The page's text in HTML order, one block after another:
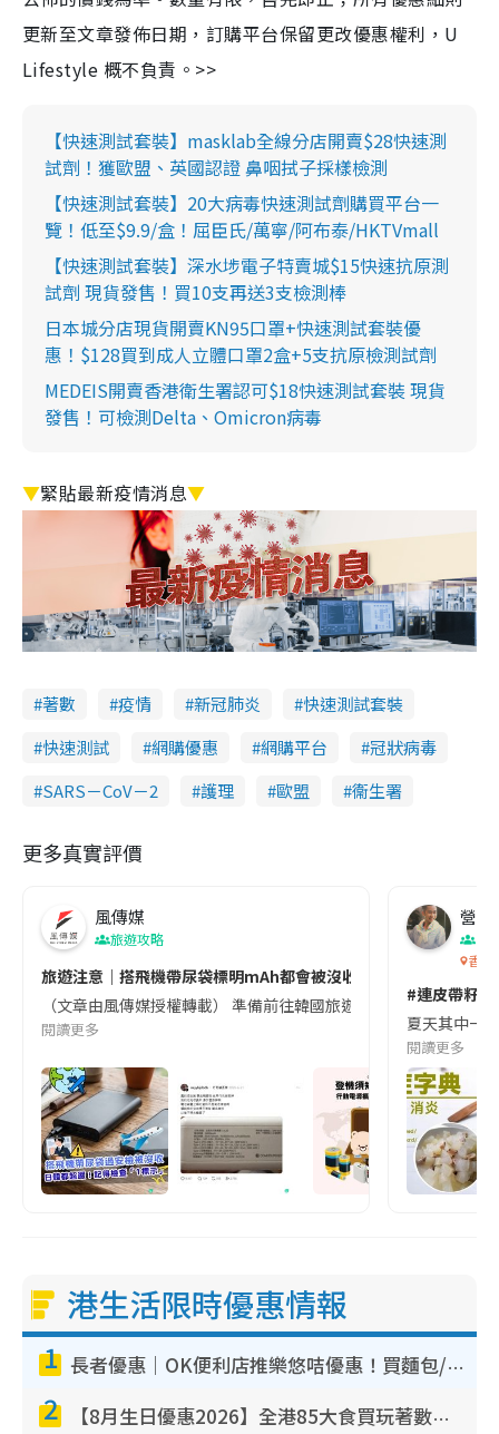
更新至文章發佈日期，訂購平台保留更改優惠權利，U
Lifestyle 概不負責。>>
【快速測試套裝】masklab全線分店開賣$28快速測
試劑！獲歐盟、英國認證 鼻咽拭子採樣檢測
【快速測試套裝】20大病毒快速測試劑購買平台一
覽！低至$9.9/盒！屈臣氏/萬寧/阿布泰/HKTVmall
【快速測試套裝】深水埗電子特賣城$15快速抗原測
試劑 現貨發售！買10支再送3支檢測棒
日本城分店現貨開賣KN95口罩+快速測試套裝優
惠！$128買到成人立體口罩2盒+5支抗原檢測試劑
MEDEIS開賣香港衛生署認可$18快速測試套裝 現貨
發售！可檢測Delta、Omicron病毒
▼緊貼最新疫情消息▼
著數 疫情 新冠肺炎
快速測試套裝
快速測試
網購優惠 網購平台
冠狀病毒
SARS－CoV－2
護理 歐盟 衞生署
更多真實評價
風傳媒
旅遊攻略
旅遊注意｜搭飛機帶尿袋標明mAh都會被沒收😱出發前切記檢查
（文章由風傳媒授權轉載） 準備前往韓國旅遊的民眾，近期要
閱讀更多
營養
香港
#連皮帶籽
夏天其中一
閱讀更多
港生活限時優惠情報
1 長者優惠｜OK便利店推樂悠咭優惠！買麵包/牛奶/保健品拍卡即減
2 【8月生日優惠2026】全港85大食買玩著數攻略 自助餐/火鍋放題同行免費＋誠品/DONKI送現金券